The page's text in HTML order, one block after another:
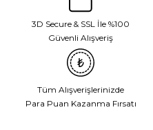
3D Secure & SSL İle %100
Güvenli Alışveriş
Tüm Alışverişlerinizde
Para Puan Kazanma Fırsatı